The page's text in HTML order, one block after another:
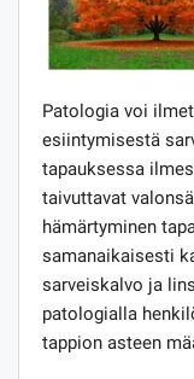
Patologia voi
esiintymisestä
tapauksessa
taivuttavat
hämärtyminen
samanaikaisesti
sarveiskalvo ja
patologialla
tappion asteen